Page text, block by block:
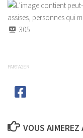
305
PARTAGER
VOUS AIMEREZ